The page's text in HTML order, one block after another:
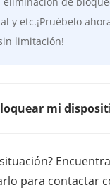
y etc.¡Pruébelo
limitación!
mi
para contactar